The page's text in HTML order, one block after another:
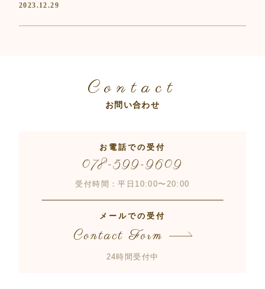
2023.12.29
Contact
お問い合わせ
お電話での受付
078-599-9609
受付時間：平日10:00〜20:00
メールでの受付
Contact Form
24時間受付中